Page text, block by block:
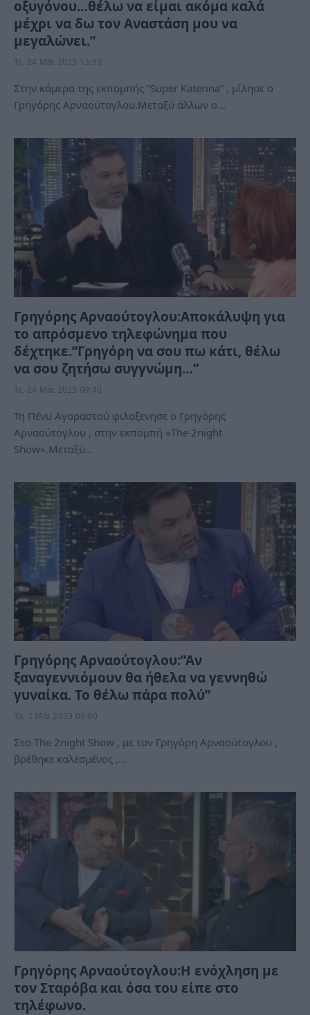
οξυγόνου…θέλω να είμαι ακόμα καλά
μέχρι να δω τον Αναστάση μου να
μεγαλώνει.”
Τε, 24 Μάι 2023 13:53
Στην κάμερα της εκπομπής “Super Katerina” , μίλησε ο
Γρηγόρης Αρναούτογλου.Μεταξύ άλλων ο…
Γρηγόρης Αρναούτογλου:Αποκάλυψη για
το απρόσμενο τηλεφώνημα που
δέχτηκε.”Γρηγόρη να σου πω κάτι, θέλω
να σου ζητήσω συγγνώμη…”
Τε, 24 Μάι 2023 09:40
Τη Πένυ Αγοραστού φιλοξενησε ο Γρηγόρης
Αρναούτογλου , στην εκπομπή «The 2night
Show».Μεταξύ…
Γρηγόρης Αρναούτογλου:”Αν
ξαναγεννιόμουν θα ήθελα να γεννηθώ
γυναίκα. Το θέλω πάρα πολύ”
Τρ, 2 Μάι 2023 09:00
Στο The 2night Show , με τον Γρηγόρη Αρναούτογλου ,
βρέθηκε καλεσμένος ,…
Γρηγόρης Αρναούτογλου:Η ενόχληση με
τον Σταρόβα και όσα του είπε στο
τηλέφωνο.